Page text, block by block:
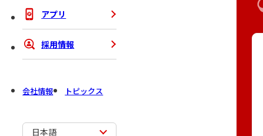
アプリ
採用情報
会社情報 トピックス
日本語